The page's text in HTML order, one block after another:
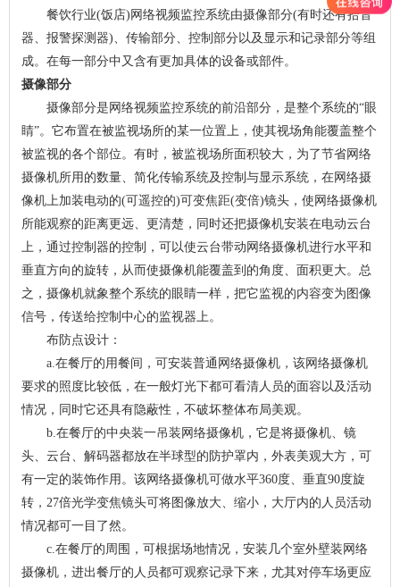
餐饮行业(饭店)网络视频监控系统由摄像部分(有时还有拾音
器、报警探测器)、传输部分、控制部分以及显示和记录部分等组
成。在每一部分中又含有更加具体的设备或部件。
摄像部分
摄像部分是网络视频监控系统的前沿部分，是整个系统的“眼
睛”。它布置在被监视场所的某一位置上，使其视场角能覆盖整个
被监视的各个部位。有时，被监视场所面积较大，为了节省网络
摄像机所用的数量、简化传输系统及控制与显示系统，在网络摄
像机上加装电动的(可遥控的)可变焦距(变倍)镜头，使网络摄像机
所能观察的距离更远、更清楚，同时还把摄像机安装在电动云台
上，通过控制器的控制，可以使云台带动网络摄像机进行水平和
垂直方向的旋转，从而使摄像机能覆盖到的角度、面积更大。总
之，摄像机就象整个系统的眼睛一样，把它监视的内容变为图像
信号，传送给控制中心的监视器上。
布防点设计：
a.在餐厅的用餐间，可安装普通网络摄像机，该网络摄像机
要求的照度比较低，在一般灯光下都可看清人员的面容以及活动
情况，同时它还具有隐蔽性，不破坏整体布局美观。
b.在餐厅的中央装一吊装网络摄像机，它是将摄像机、镜
头、云台、解码器都放在半球型的防护罩内，外表美观大方，可
有一定的装饰作用。该网络摄像机可做水平360度、垂直90度旋
转，27倍光学变焦镜头可将图像放大、缩小，大厅内的人员活动
情况都可一目了然。
c.在餐厅的周围，可根据场地情况，安装几个室外壁装网络
摄像机，进出餐厅的人员都可观察记录下来，尤其对停车场更应